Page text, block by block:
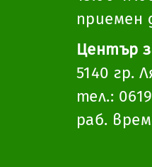
приемен
Център
5140 гр.
тел.:
раб.